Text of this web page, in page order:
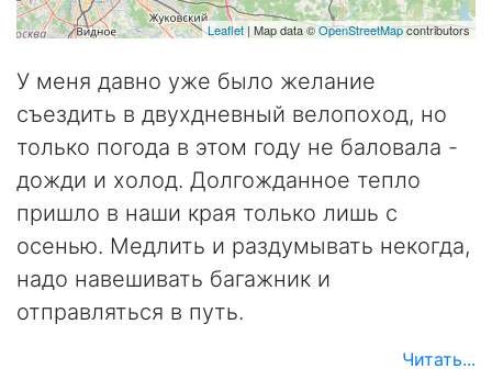
Leaflet | Map data ©OpenStreetMapcontributors
У меня давно уже было желание
съездить в двухдневный велопоход, но
только погода в этом году не баловала -
дожди и холод. Долгожданное тепло
пришло в наши края только лишь с
осенью. Медлить и раздумывать некогда,
надо навешивать багажник и
отправляться в путь.
Читать...